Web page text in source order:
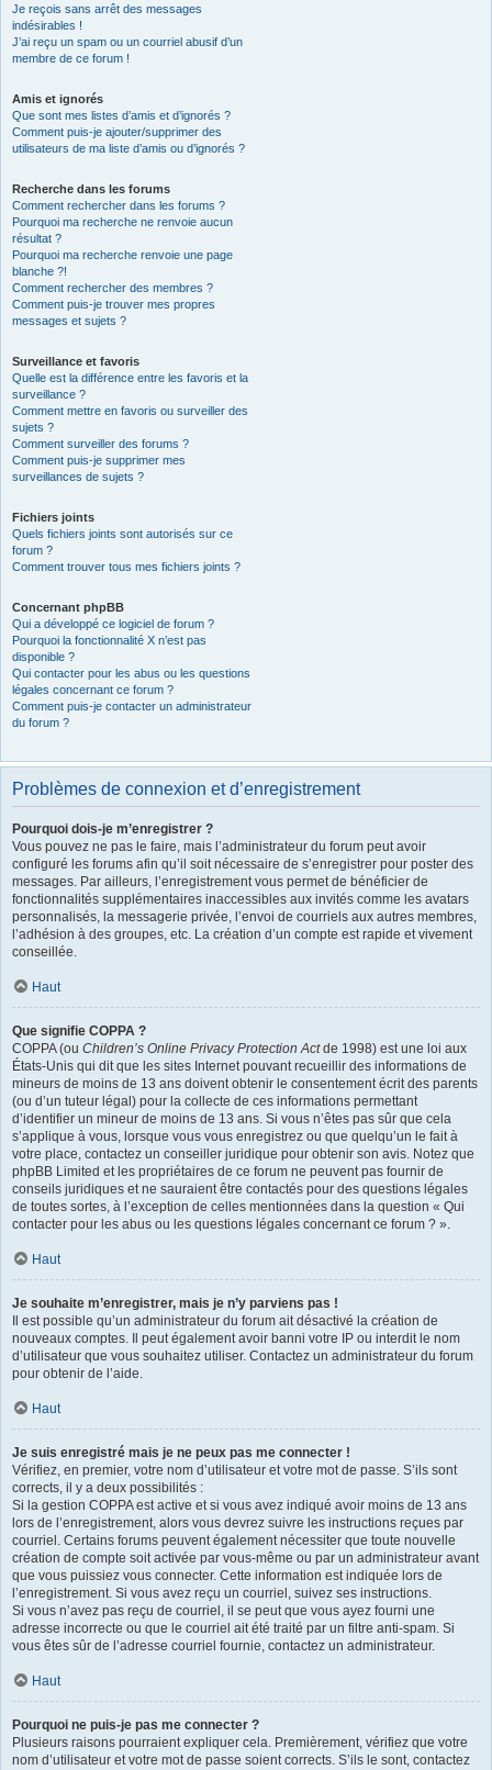
Je reçois sans arrêt des messages
indésirables !
J’ai reçu un spam ou un courriel abusif d’un
membre de ce forum !
Amis et ignorés
Que sont mes listes d’amis et d’ignorés ?
Comment puis-je ajouter/supprimer des
utilisateurs de ma liste d’amis ou d’ignorés ?
Recherche dans les forums
Comment rechercher dans les forums ?
Pourquoi ma recherche ne renvoie aucun
résultat ?
Pourquoi ma recherche renvoie une page
blanche ?!
Comment rechercher des membres ?
Comment puis-je trouver mes propres
messages et sujets ?
Surveillance et favoris
Quelle est la différence entre les favoris et la
surveillance ?
Comment mettre en favoris ou surveiller des
sujets ?
Comment surveiller des forums ?
Comment puis-je supprimer mes
surveillances de sujets ?
Fichiers joints
Quels fichiers joints sont autorisés sur ce
forum ?
Comment trouver tous mes fichiers joints ?
Concernant phpBB
Qui a développé ce logiciel de forum ?
Pourquoi la fonctionnalité X n’est pas
disponible ?
Qui contacter pour les abus ou les questions
légales concernant ce forum ?
Comment puis-je contacter un administrateur
du forum ?
Problèmes de connexion et d’enregistrement
Pourquoi dois-je m’enregistrer ?
Vous pouvez ne pas le faire, mais l’administrateur du forum peut avoir
configuré les forums afin qu’il soit nécessaire de s’enregistrer pour poster des
messages. Par ailleurs, l’enregistrement vous permet de bénéficier de
fonctionnalités supplémentaires inaccessibles aux invités comme les avatars
personnalisés, la messagerie privée, l’envoi de courriels aux autres membres,
l’adhésion à des groupes, etc. La création d’un compte est rapide et vivement
conseillée.
Haut
Que signifie COPPA ?
COPPA (ou Children’s Online Privacy Protection Actde 1998) est une loi aux
États-Unis qui dit que les sites Internet pouvant recueillir des informations de
mineurs de moins de 13 ans doivent obtenir le consentement écrit des parents
(ou d’un tuteur légal) pour la collecte de ces informations permettant
d’identifier un mineur de moins de 13 ans. Si vous n’êtes pas sûr que cela
s’applique à vous, lorsque vous vous enregistrez ou que quelqu’un le fait à
votre place, contactez un conseiller juridique pour obtenir son avis. Notez que
phpBB Limited et les propriétaires de ce forum ne peuvent pas fournir de
conseils juridiques et ne sauraient être contactés pour des questions légales
de toutes sortes, à l’exception de celles mentionnées dans la question « Qui
contacter pour les abus ou les questions légales concernant ce forum ? ».
Haut
Je souhaite m’enregistrer, mais je n’y parviens pas !
Il est possible qu’un administrateur du forum ait désactivé la création de
nouveaux comptes. Il peut également avoir banni votre IP ou interdit le nom
d’utilisateur que vous souhaitez utiliser. Contactez un administrateur du forum
pour obtenir de l’aide.
Haut
Je suis enregistré mais je ne peux pas me connecter !
Vérifiez, en premier, votre nom d’utilisateur et votre mot de passe. S’ils sont
corrects, il y a deux possibilités :
Si la gestion COPPA est active et si vous avez indiqué avoir moins de 13 ans
lors de l’enregistrement, alors vous devrez suivre les instructions reçues par
courriel. Certains forums peuvent également nécessiter que toute nouvelle
création de compte soit activée par vous-même ou par un administrateur avant
que vous puissiez vous connecter. Cette information est indiquée lors de
l’enregistrement. Si vous avez reçu un courriel, suivez ses instructions.
Si vous n’avez pas reçu de courriel, il se peut que vous ayez fourni une
adresse incorrecte ou que le courriel ait été traité par un filtre anti-spam. Si
vous êtes sûr de l’adresse courriel fournie, contactez un administrateur.
Haut
Pourquoi ne puis-je pas me connecter ?
Plusieurs raisons pourraient expliquer cela. Premièrement, vérifiez que votre
nom d’utilisateur et votre mot de passe soient corrects. S’ils le sont, contactez